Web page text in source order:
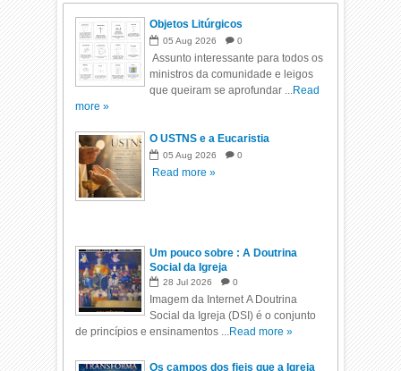
Objetos Litúrgicos
05 Aug 2026 0
Assunto interessante para todos os
ministros da comunidade e leigos
que queiram se aprofundar ...Read
more »
O USTNS e a Eucaristia
05 Aug 2026 0
Read more »
Um pouco sobre : A Doutrina
Social da Igreja
28 Jul 2026 0
Imagem da Internet A Doutrina
Social da Igreja (DSI) é o conjunto
de princípios e ensinamentos ...Read more »
Os campos dos fieis que a Igreja